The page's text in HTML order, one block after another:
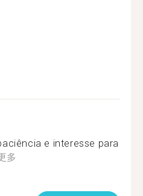
e interesse para
多